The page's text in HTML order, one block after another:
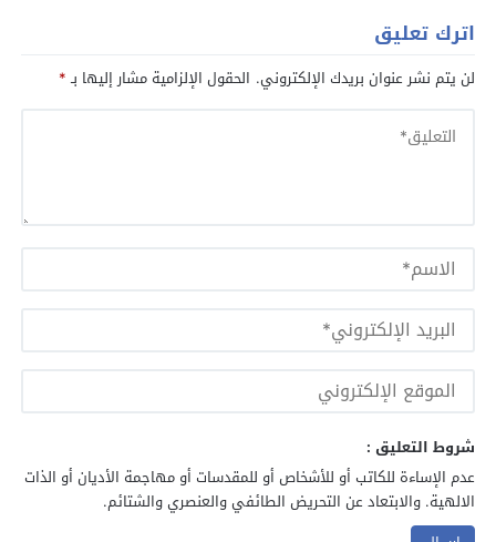
اترك تعليق
لن يتم نشر عنوان بريدك الإلكتروني. الحقول الإلزامية مشار إليها بـ*
شروط التعليق :
عدم الإساءة للكاتب أو للأشخاص أو للمقدسات أو مهاجمة الأديان أو الذات
الالهية. والابتعاد عن التحريض الطائفي والعنصري والشتائم.